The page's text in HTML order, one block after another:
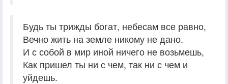
Будь ты трижды богат, небесам все равно,
Вечно жить на земле никому не дано.
И с собой в мир иной ничего не возьмешь,
Как пришел ты ни с чем, так ни с чем и
уйдешь.